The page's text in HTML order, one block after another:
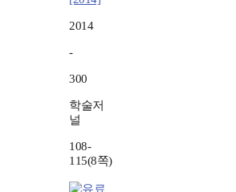
2014
-
300
학술저
널
108-
115(8쪽)